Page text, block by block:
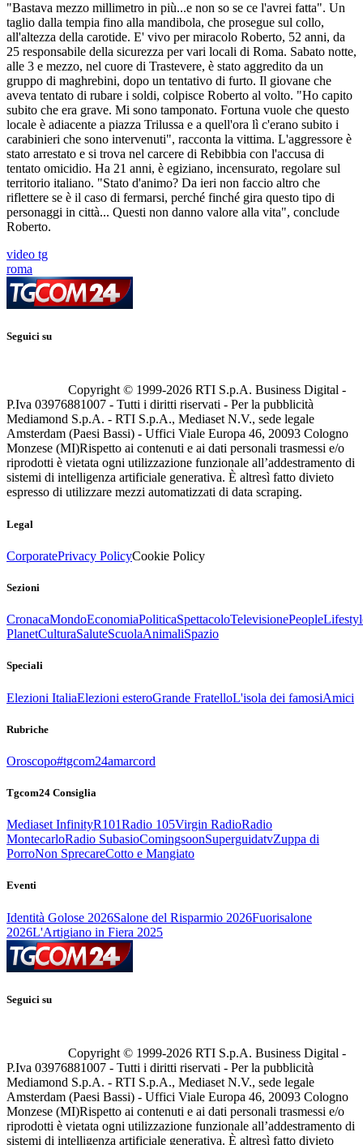
"Bastava mezzo millimetro in più...e non so se ce l'avrei fatta". Un
taglio dalla tempia fino alla mandibola, che prosegue sul collo,
all'altezza della carotide. E' vivo per miracolo Roberto, 52 anni, da
25 responsabile della sicurezza per vari locali di Roma. Sabato notte,
alle 3 e mezzo, nel cuore di Trastevere, è stato aggredito da un
gruppo di maghrebini, dopo un tentativo di furto. Il giovane che
aveva tentato di rubare i soldi, colpisce Roberto al volto. "Ho capito
subito che era grave. Mi sono tamponato. Fortuna vuole che questo
locale è adiacente a piazza Trilussa e a quell'ora lì c'erano subito i
carabinieri che sono intervenuti", racconta la vittima. L'aggressore è
stato arrestato e si trova nel carcere di Rebibbia con l'accusa di
tentato omicidio. Ha 21 anni, è egiziano, incensurato, regolare sul
territorio italiano. "Stato d'animo? Da ieri non faccio altro che
riflettere se è il caso di fermarsi, perché finché gira questo tipo di
personaggi in città... Questi non danno valore alla vita", conclude
Roberto.
video tg
roma
Seguici su
Copyright © 1999-2026 RTI S.p.A. Business Digital -
P.Iva 03976881007 - Tutti i diritti riservati - Per la pubblicità
Mediamond S.p.A. - RTI S.p.A., Mediaset N.V., sede legale
Amsterdam (Paesi Bassi) - Uffici Viale Europa 46, 20093 Cologno
Monzese (MI)Rispetto ai contenuti e ai dati personali trasmessi e/o
riprodotti è vietata ogni utilizzazione funzionale all’addestramento di
sistemi di intelligenza artificiale generativa. È altresì fatto divieto
espresso di utilizzare mezzi automatizzati di data scraping.
Legal
CorporatePrivacy PolicyCookie Policy
Sezioni
CronacaMondoEconomiaPoliticaSpettacoloTelevisionePeople
PlanetCulturaSaluteScuolaAnimaliSpazio
Speciali
Elezioni ItaliaElezioni esteroGrande FratelloL'isola dei famosiAmici
Rubriche
Oroscopo#tgcom24amarcord
Tgcom24 Consiglia
Mediaset InfinityR101Radio 105Virgin RadioRadio
MontecarloRadio SubasioComingsoonSuperguidatvZuppa di
PorroNon SprecareCotto e Mangiato
Eventi
Identità Golose 2026Salone del Risparmio 2026Fuorisalone
2026L'Artigiano in Fiera 2025
Seguici su
Copyright © 1999-2026 RTI S.p.A. Business Digital -
P.Iva 03976881007 - Tutti i diritti riservati - Per la pubblicità
Mediamond S.p.A. - RTI S.p.A., Mediaset N.V., sede legale
Amsterdam (Paesi Bassi) - Uffici Viale Europa 46, 20093 Cologno
Monzese (MI)Rispetto ai contenuti e ai dati personali trasmessi e/o
riprodotti è vietata ogni utilizzazione funzionale all’addestramento di
sistemi di intelligenza artificiale generativa. È altresì fatto divieto